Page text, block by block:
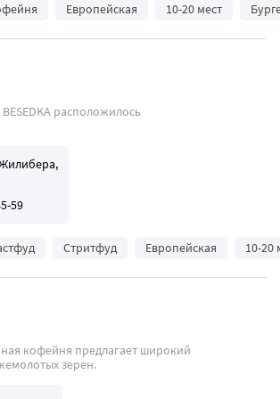
Европейская 10-20 мест
расположилось
59
Стритфуд Европейская 10-20
кофейня предлагает широкий
зерен.